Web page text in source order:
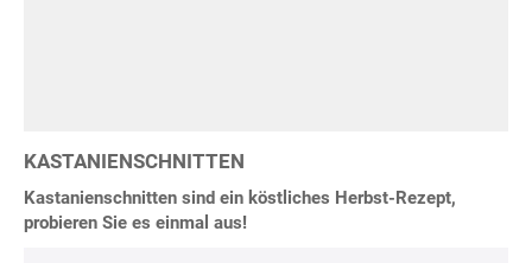
KASTANIENSCHNITTEN
Kastanienschnitten sind ein köstliches Herbst-Rezept,
probieren Sie es einmal aus!